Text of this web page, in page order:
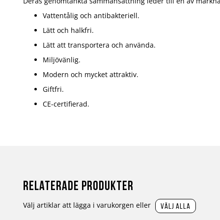
Vattentålig och antibakteriell.
Lätt och halkfri.
Lätt att transportera och använda.
Miljövänlig.
Modern och mycket attraktiv.
Giftfri.
CE-certifierad.
Relaterade produkter
Välj artiklar att lägga i varukorgen eller välj alla